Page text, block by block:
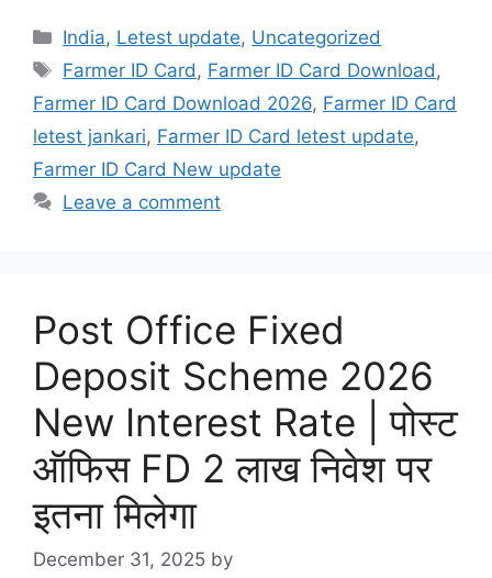
Categories
India, Letest update, Uncategorized
Tags
Farmer ID Card , Farmer ID Card Download ,
Farmer ID Card Download 2026, Farmer ID Card
letest jankari, Farmer ID Card letest update,
Farmer ID Card New update
Leave a comment
Post Office Fixed
Deposit Scheme 2026
New Interest Rate | पोस्ट
ऑफिस FD 2 लाख निवेश पर
इतना मिलेगा
December 31, 2025 by